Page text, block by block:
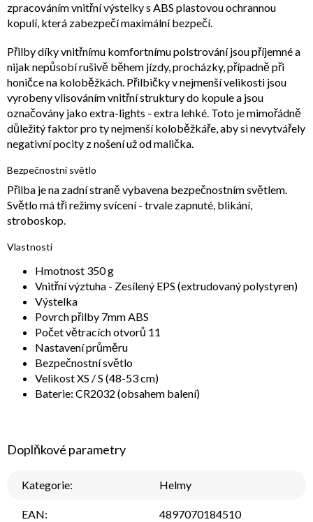
zpracováním vnitřní výstelky s ABS plastovou ochrannou
kopulí, která zabezpečí maximální bezpečí.
Přilby díky vnitřnímu komfortnímu polstrování jsou příjemné a
nijak nepůsobí rušivě během jízdy, procházky, případně při
honičce na koloběžkách. Přilbičky v nejmenší velikosti jsou
vyrobeny vlisováním vnitřní struktury do kopule a jsou
označovány jako extra-lights - extra lehké. Toto je mimořádně
důležitý faktor pro ty nejmenší koloběžkáře, aby si nevytvářely
negativní pocity z nošení už od malička.
Bezpečnostní světlo
Přilba je na zadní straně vybavena bezpečnostním světlem.
Světlo má tři režimy svícení - trvale zapnuté, blikání,
stroboskop.
Vlastnosti
Hmotnost 350 g
Vnitřní výztuha - Zesílený EPS (extrudovaný polystyren)
Výstelka
Povrch přilby 7mm ABS
Počet větracích otvorů 11
Nastavení průměru
Bezpečnostní světlo
Velikost XS / S (48-53 cm)
Baterie: CR2032 (obsahem balení)
Doplňkové parametry
Kategorie: Helmy
EAN: 4897070184510